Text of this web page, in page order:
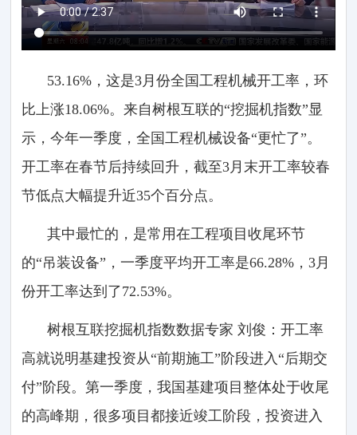
53.16%，这是3月份全国工程机械开工率，环
比上涨18.06%。来自树根互联的“挖掘机指数”显
示，今年一季度，全国工程机械设备“更忙了”。
开工率在春节后持续回升，截至3月末开工率较春
节低点大幅提升近35个百分点。
其中最忙的，是常用在工程项目收尾环节
的“吊装设备”，一季度平均开工率是66.28%，3月
份开工率达到了72.53%。
树根互联挖掘机指数数据专家 刘俊：开工率
高就说明基建投资从“前期施工”阶段进入“后期交
付”阶段。第一季度，我国基建项目整体处于收尾
的高峰期，很多项目都接近竣工阶段，投资进入